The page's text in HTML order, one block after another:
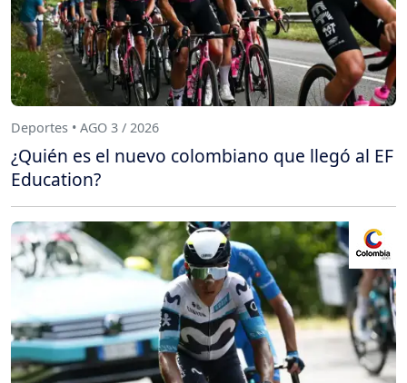
Deportes • AGO 3 / 2026
¿Quién es el nuevo colombiano que llegó al EF
Education?